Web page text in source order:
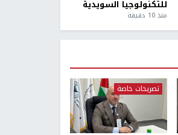
للتكنولوجيا السويدية
منذ 10 دقيقة
تصريحات خاصة